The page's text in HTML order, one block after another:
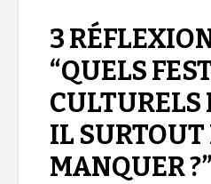
3
“QUELS
CULTURELS
IL SURTOUT
MANQUER ?”